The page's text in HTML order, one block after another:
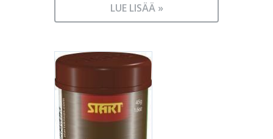
LUE LISÄÄ »